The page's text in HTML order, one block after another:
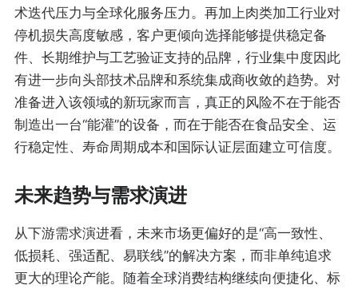
术迭代压力与全球化服务压力。再加上肉类加工行业对
停机损失高度敏感，客户更倾向选择能够提供稳定备
件、长期维护与工艺验证支持的品牌，行业集中度因此
有进一步向头部技术品牌和系统集成商收敛的趋势。对
准备进入该领域的新玩家而言，真正的风险不在于能否
制造出一台“能灌”的设备，而在于能否在食品安全、运
行稳定性、寿命周期成本和国际认证层面建立可信度。
未来趋势与需求演进
从下游需求演进看，未来市场更偏好的是“高一致性、
低损耗、强适配、易联线”的解决方案，而非单纯追求
更大的理论产能。随着全球消费结构继续向便捷化、标